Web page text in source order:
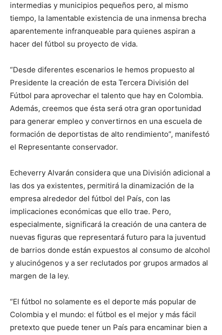
intermedias y municipios pequeños pero, al mismo
tiempo, la lamentable existencia de una inmensa brecha
aparentemente infranqueable para quienes aspiran a
hacer del fútbol su proyecto de vida.
“Desde diferentes escenarios le hemos propuesto al
Presidente la creación de esta Tercera División del
Fútbol para aprovechar el talento que hay en Colombia.
Además, creemos que ésta será otra gran oportunidad
para generar empleo y convertirnos en una escuela de
formación de deportistas de alto rendimiento”, manifestó
el Representante conservador.
Echeverry Alvarán considera que una División adicional a
las dos ya existentes, permitirá la dinamización de la
empresa alrededor del fútbol del País, con las
implicaciones económicas que ello trae. Pero,
especialmente, significará la creación de una cantera de
nuevas figuras que representará futuro para la juventud
de barrios donde están expuestos al consumo de alcohol
y alucinógenos y a ser reclutados por grupos armados al
margen de la ley.
“El fútbol no solamente es el deporte más popular de
Colombia y el mundo: el fútbol es el mejor y más fácil
pretexto que puede tener un País para encaminar bien a